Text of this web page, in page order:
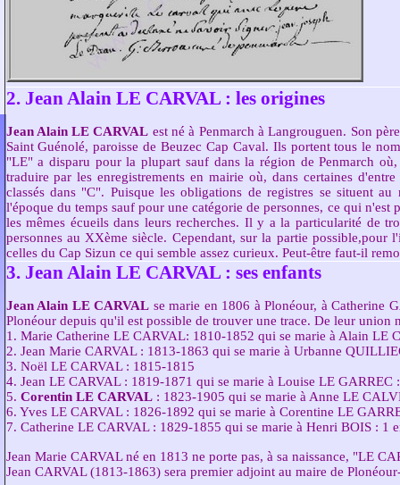
2. Jean Alain LE CARVAL : les origines
Jean Alain LE CARVAL est né à Penmarch à Langrouguen. Son
Saint Guénolé, paroisse de Beuzec Cap Caval. Ils portent tous le
"LE" a disparu pour la plupart sauf dans la région de Penmarch
traduire par les enregistrements en mairie où, dans certaines
classés dans "C". Puisque les obligations de registres se situent
l'époque du temps sauf pour une catégorie de personnes, ce qui
les mêmes écueils dans leurs recherches. Il y a la particularité de
personnes au XXème siècle. Cependant, sur la partie
celles du Cap Sizun ce qui semble assez curieux. Peut-être faut-il
3. Jean Alain LE CARVAL : ses enfants
Jean Alain LE CARVAL se marie en 1806 à Plonéour, à
Plonéour depuis qu'il est possible de trouver une trace. De leur union
1. Marie Catherine LE CARVAL: 1810-1852 qui se marie à Alain LE
2. Jean Marie CARVAL : 1813-1863 qui se marie à Urbanne
3. Noël LE CARVAL : 1815-1815
4. Jean LE CARVAL : 1819-1871 qui se marie à Louise LE GARREC
5. Corentin LE CARVAL: 1823-1905 qui se marie à Anne LE
6. Yves LE CARVAL : 1826-1892 qui se marie à Corentine LE
7. Catherine LE CARVAL : 1829-1855 qui se marie à Henri BOIS : 1
Jean Marie CARVAL né en 1813 ne porte pas, à sa naissance, "LE
Jean CARVAL (1813-1863) sera premier adjoint au maire de